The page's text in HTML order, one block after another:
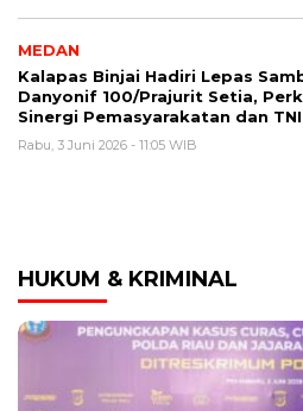
MEDAN
Kalapas Binjai Hadiri Lepas
Danyonif 100/Prajurit Setia,
Sinergi Pemasyarakatan dan TNI
Rabu, 3 Juni 2026 - 11:05 WIB
HUKUM & KRIMINAL